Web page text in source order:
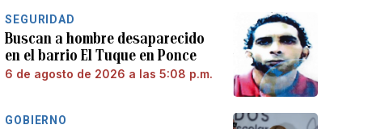
SEGURIDAD
Buscan a hombre desaparecido
en el barrio El Tuque en Ponce
6 de agosto de 2026 a las 5:08 p.m.
GOBIERNO